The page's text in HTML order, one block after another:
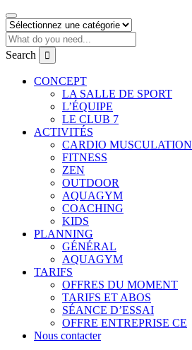
Search
CONCEPT
LA SALLE DE SPORT
L’ÉQUIPE
LE CLUB 7
ACTIVITÉS
CARDIO MUSCULATION
FITNESS
ZEN
OUTDOOR
AQUAGYM
COACHING
KIDS
PLANNING
GÉNÉRAL
AQUAGYM
TARIFS
OFFRES DU MOMENT
TARIFS ET ABOS
SÉANCE D’ESSAI
OFFRE ENTREPRISE CE
Nous contacter